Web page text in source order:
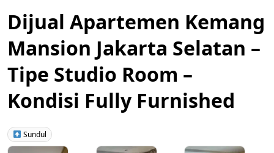
Dijual Apartemen Kemang
Mansion Jakarta Selatan –
Tipe Studio Room –
Kondisi Fully Furnished
Sundul